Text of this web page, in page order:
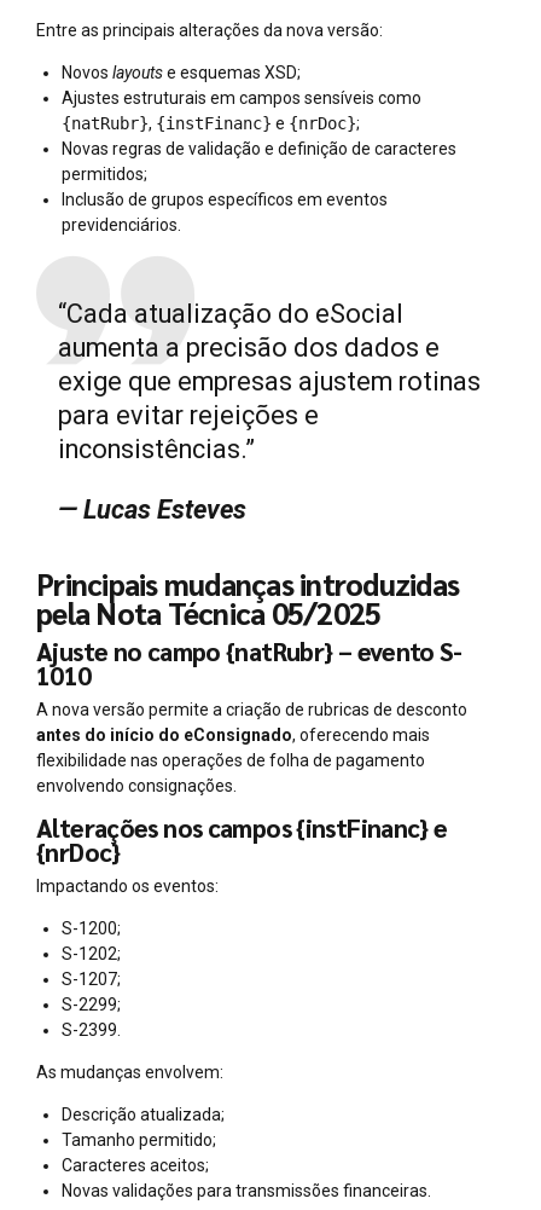
Entre as principais alterações da nova versão:
Novos layoutse esquemas XSD;
Ajustes estruturais em campos sensíveis como
{natRubr}, {instFinanc} e {nrDoc};
Novas regras de validação e definição de caracteres
permitidos;
Inclusão de grupos específicos em eventos
previdenciários.
“Cada atualização do eSocial
aumenta a precisão dos dados e
exige que empresas ajustem rotinas
para evitar rejeições e
inconsistências.”
— Lucas Esteves
Principais mudanças introduzidas
pela Nota Técnica 05/2025
Ajuste no campo {natRubr} – evento S-
1010
A nova versão permite a criação de rubricas de desconto
antes do início do eConsignado, oferecendo mais
flexibilidade nas operações de folha de pagamento
envolvendo consignações.
Alterações nos campos {instFinanc} e
{nrDoc}
Impactando os eventos:
S-1200;
S-1202;
S-1207;
S-2299;
S-2399.
As mudanças envolvem:
Descrição atualizada;
Tamanho permitido;
Caracteres aceitos;
Novas validações para transmissões financeiras.